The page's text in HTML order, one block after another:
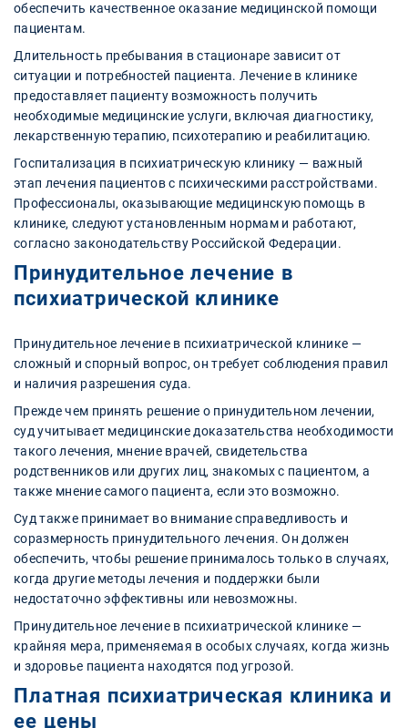
обеспечить качественное оказание медицинской помощи
пациентам.
Длительность пребывания в стационаре зависит от
ситуации и потребностей пациента. Лечение в клинике
предоставляет пациенту возможность получить
необходимые медицинские услуги, включая диагностику,
лекарственную терапию, психотерапию и реабилитацию.
Госпитализация в психиатрическую клинику — важный
этап лечения пациентов с психическими расстройствами.
Профессионалы, оказывающие медицинскую помощь в
клинике, следуют установленным нормам и работают,
согласно законодательству Российской Федерации.
Принудительное лечение в
психиатрической клинике
Принудительное лечение в психиатрической клинике —
сложный и спорный вопрос, он требует соблюдения правил
и наличия разрешения суда.
Прежде чем принять решение о принудительном лечении,
суд учитывает медицинские доказательства необходимости
такого лечения, мнение врачей, свидетельства
родственников или других лиц, знакомых с пациентом, а
также мнение самого пациента, если это возможно.
Суд также принимает во внимание справедливость и
соразмерность принудительного лечения. Он должен
обеспечить, чтобы решение принималось только в случаях,
когда другие методы лечения и поддержки были
недостаточно эффективны или невозможны.
Принудительное лечение в психиатрической клинике —
крайняя мера, применяемая в особых случаях, когда жизнь
и здоровье пациента находятся под угрозой.
Платная психиатрическая клиника и
ее цены